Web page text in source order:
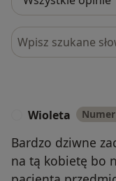
Szukaj w opiniach
Wioleta
Bardzo dziwne
na tą kobietę bo